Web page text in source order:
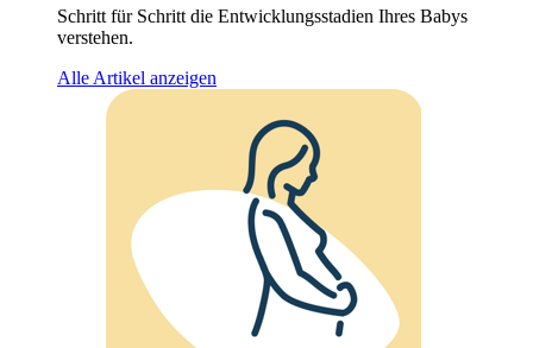
Schritt für Schritt die Entwicklungsstadien Ihres Babys
verstehen.
Alle Artikel anzeigen